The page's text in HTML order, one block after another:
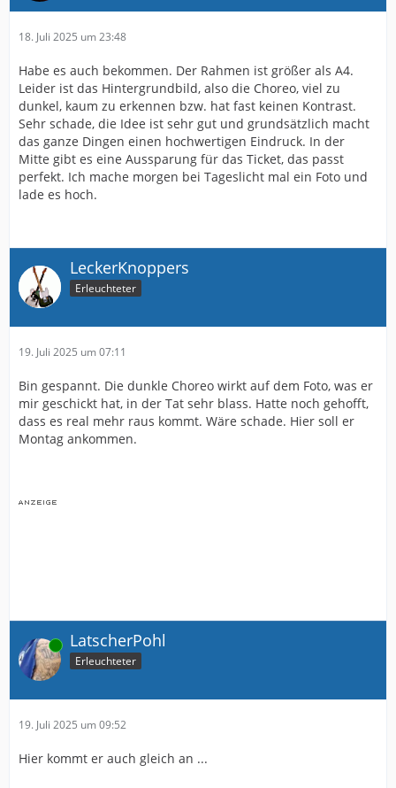
18. Juli 2025 um 23:48
Habe es auch bekommen. Der Rahmen ist größer als A4.
Leider ist das Hintergrundbild, also die Choreo, viel zu
dunkel, kaum zu erkennen bzw. hat fast keinen Kontrast.
Sehr schade, die Idee ist sehr gut und grundsätzlich macht
das ganze Dingen einen hochwertigen Eindruck. In der
Mitte gibt es eine Aussparung für das Ticket, das passt
perfekt. Ich mache morgen bei Tageslicht mal ein Foto und
lade es hoch.
LeckerKnoppers
Erleuchteter
19. Juli 2025 um 07:11
Bin gespannt. Die dunkle Choreo wirkt auf dem Foto, was er
mir geschickt hat, in der Tat sehr blass. Hatte noch gehofft,
dass es real mehr raus kommt. Wäre schade. Hier soll er
Montag ankommen.
Online LatscherPohl
Erleuchteter
19. Juli 2025 um 09:52
Hier kommt er auch gleich an ...